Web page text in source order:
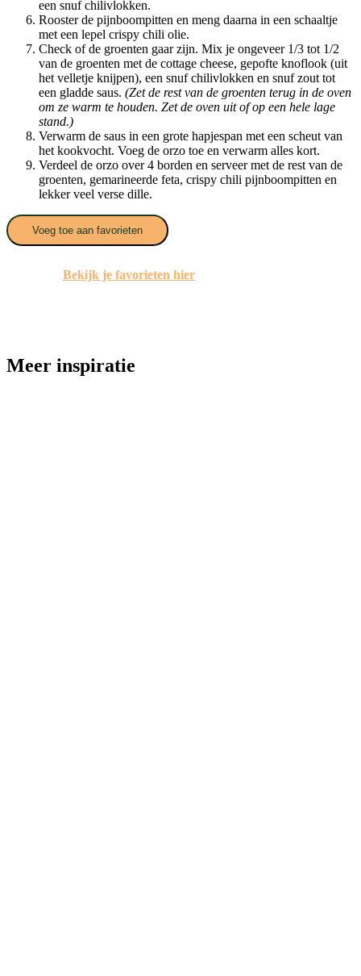
een snuf chilivlokken.
Rooster de pijnboompitten en meng daarna in een schaaltje
met een lepel crispy chili olie.
Check of de groenten gaar zijn. Mix je ongeveer 1/3 tot 1/2
van de groenten met de cottage cheese, gepofte knoflook (uit
het velletje knijpen), een snuf chilivlokken en snuf zout tot
een gladde saus. (Zet de rest van de groenten terug in de oven
om ze warm te houden. Zet de oven uit of op een hele lage
stand.)
Verwarm de saus in een grote hapjespan met een scheut van
het kookvocht. Voeg de orzo toe en verwarm alles kort.
Verdeel de orzo over 4 borden en serveer met de rest van de
groenten, gemarineerde feta, crispy chili pijnboompitten en
lekker veel verse dille.
Voeg toe aan favorieten
Bekijk je favorieten hier
Meer inspiratie